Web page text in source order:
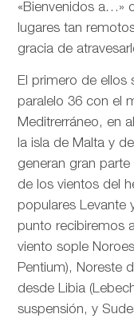
«Bienvenidos a…»
lugares tan
gracia de
El primero de ellos
paralelo 36 con el
Meditrerráneo, en
la isla de Malta y
generan gran
de los vientos del
populares Levante
punto recibiremos
viento sople
Pentium), Noreste
desde Libia
suspensión, y